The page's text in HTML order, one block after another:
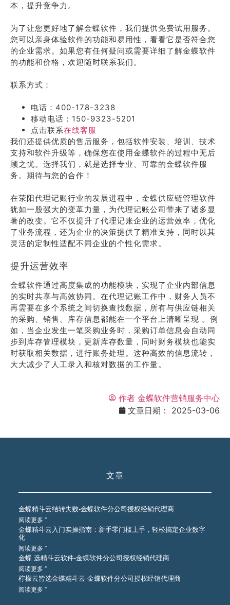
本，提升竞争力。
为了让您更好地了解金蝶软件，我们提供免费试用服务。
您可以亲身体验软件的功能和易用性，看看它是否符合您
的企业需求。如果您有任何疑问或需要详细了解金蝶软件
的功能和价格，欢迎随时联系我们。
联系方式：
电话：400-178-3238
移动电话：150-9323-5201
点击联系在线客服
我们还提供优质的售后服务，包括软件安装、培训、技术
支持和软件升级等，确保您在使用金蝶软件的过程中无后
顾之忧。选择我们，就是选择专业、可靠的金蝶软件服
务。期待与您的合作！
在荥阳代理记账行业的发展进程中，金蝶供应链管理软件
犹如一股强大的变革力量，为代理记账公司带来了诸多显
著的改变。它不仅提升了代理记账企业的运营效率，优化
了业务流程，还为企业的决策提供了精准支持，同时以其
灵活的定制性适配不同企业的个性化需求。
提升运营效率
金蝶软件通过高度集成的功能模块，实现了企业内部信息
的实时共享与高效协同。在代理记账工作中，财务人员不
再需要在多个系统之间切换查找数据，所有与供应链相关
的采购、销售、库存信息都能在一个平台上清晰呈现 。例
如，当企业发生一笔采购业务时，采购订单信息会自动同
步到库存管理模块，更新库存数量，同时财务模块也能实
时获取相关数据，进行账务处理。这种高效的信息流转，
大大减少了人工录入和核对数据的工作量。
作者 金蝶软件营销服务中心
文章日期：
2025-03-06
文章
金蝶精斗云结转失败-金蝶软件分公司授权经销代理商
阅读更多 ”
金蝶精斗云入门实操指南：新手零门槛上手，轻松搞定企业数字
化
阅读更多 ”
金蝶 选精斗云软件-金蝶软件分公司授权经销代理商
阅读更多 ”
柠檬云皆选金蝶精斗云-金蝶软件分公司授权经销代理商
阅读更多 ”